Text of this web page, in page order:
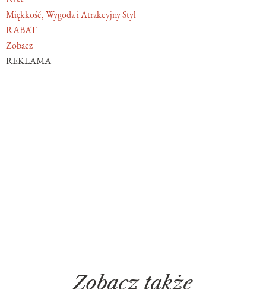
Miękkość, Wygoda i Atrakcyjny Styl
RABAT
Zobacz
REKLAMA
Zobacz także